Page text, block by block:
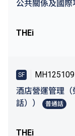
公共關係及國
THEi
SF
酒店營運管理
話））
普通話
THEi